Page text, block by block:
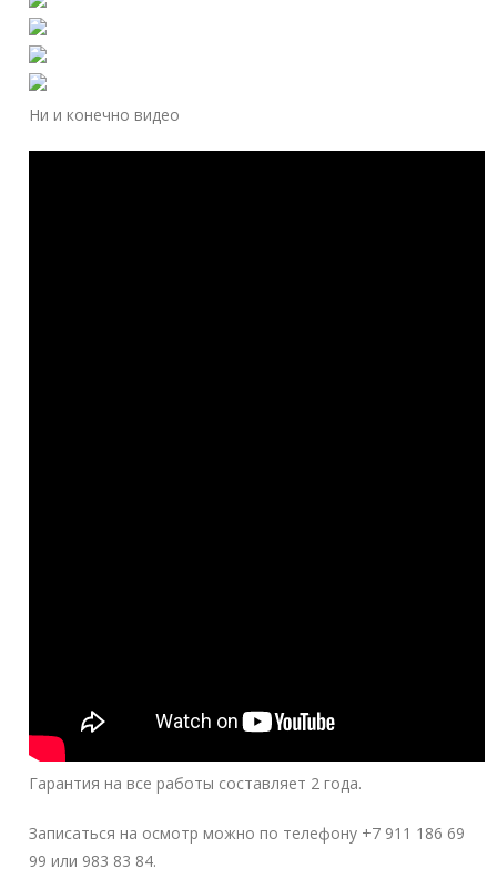
Ни и конечно видео
Гарантия на все работы составляет 2 года.
Записаться на осмотр можно по телефону +7 911 186 69
99 или 983 83 84.